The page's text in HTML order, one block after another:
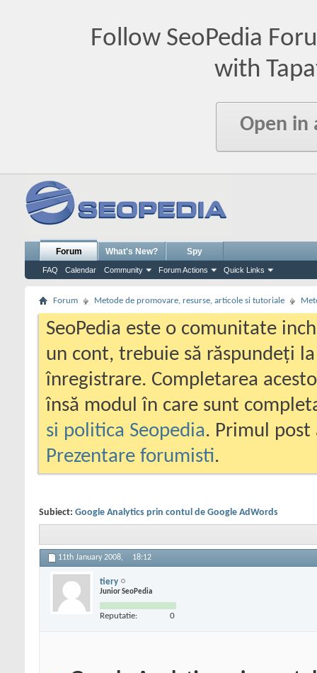
Follow SeoPedia
with
Open in
Forum
FAQ Calendar Community Forum Actions Quick Links
What's New? Spy
Forum Metode de promovare, resurse, articole si tutoriale
SeoPedia este o comunitate
un cont, trebuie să răspundeți
înregistrare. Completarea
însă modul în care sunt
si politica Seopedia. Primul
Prezentare forumisti.
Subiect: Google Analytics prin contul de Google AdWords
11th January 2008, 18:12
tiery
Junior SeoPedia
Reputatie: 0